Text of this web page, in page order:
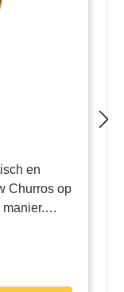
en
Churros op